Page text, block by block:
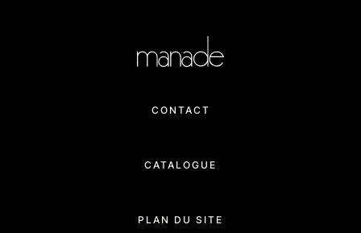
CONTACT
CATALOGUE
PLAN DU SITE